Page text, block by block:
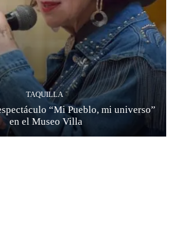
TAQUILLA
“Mi Pueblo, mi universo”
en el Museo Villa